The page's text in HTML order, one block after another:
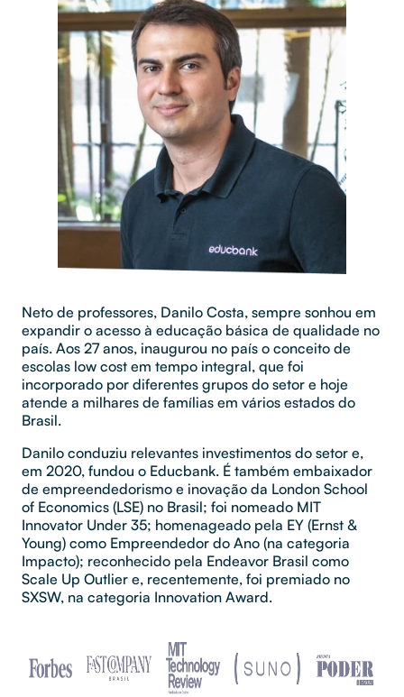
Neto de professores, Danilo Costa, sempre sonhou em
expandir o acesso à educação básica de qualidade no
país. Aos 27 anos, inaugurou no país o conceito de
escolas low cost em tempo integral, que foi
incorporado por diferentes grupos do setor e hoje
atende a milhares de famílias em vários estados do
Brasil.
Danilo conduziu relevantes investimentos do setor e,
em 2020, fundou o Educbank. É também embaixador
de empreendedorismo e inovação da London School
of Economics (LSE) no Brasil; foi nomeado MIT
Innovator Under 35; homenageado pela EY (Ernst &
Young) como Empreendedor do Ano (na categoria
Impacto); reconhecido pela Endeavor Brasil como
Scale Up Outlier e, recentemente, foi premiado no
SXSW, na categoria Innovation Award.